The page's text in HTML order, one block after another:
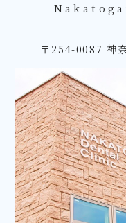
〒254-0087 神